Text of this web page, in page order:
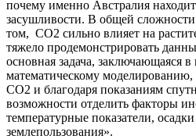
почему именно Австралия
засушливости. В общей
том, CO2 сильно влияет на
тяжело продемонстрировать
основная задача, заключающаяся
математическому
CO2 и благодаря показаниям
возможности отделить факторы
температурные показатели,
землепользования».